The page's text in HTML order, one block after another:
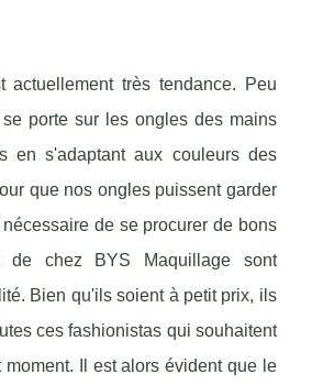
actuellement très tendance. Peu
porte sur les ongles des mains
en s'adaptant aux couleurs des
que nos ongles puissent garder
de se procurer de bons
de chez BYS Maquillage sont
Bien qu'ils soient à petit prix, ils
ces fashionistas qui souhaitent
moment. Il est alors évident que le